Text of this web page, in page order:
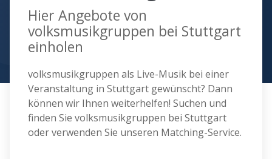
Hier Angebote von
volksmusikgruppen bei Stuttgart
einholen
volksmusikgruppen als Live-Musik bei einer
Veranstaltung in Stuttgart gewünscht? Dann
können wir Ihnen weiterhelfen! Suchen und
finden Sie volksmusikgruppen bei Stuttgart
oder verwenden Sie unseren Matching-Service.